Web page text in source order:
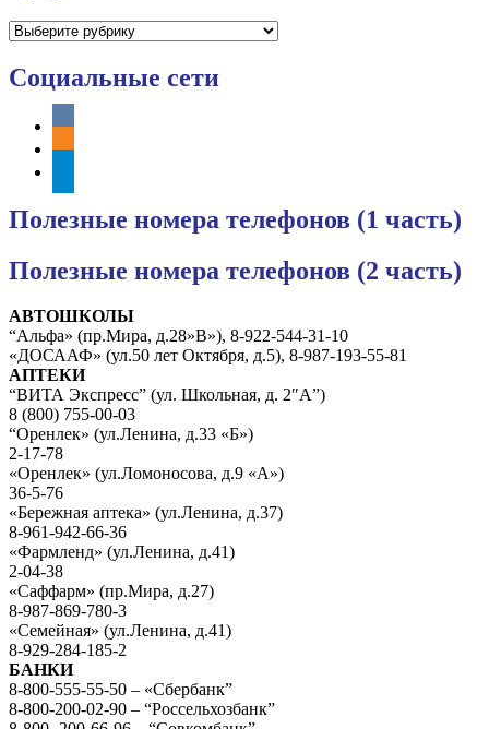
Рубрики
Социальные сети
vkontakte
odnoklassniki
Полезные номера телефонов (1 часть)
Полезные номера телефонов (2 часть)
АВТОШКОЛЫ
“Альфа» (пр.Мира, д.28»В»), 8-922-544-31-10
«ДОСААФ» (ул.50 лет Октября, д.5), 8-987-193-55-81
АПТЕКИ
“ВИТА Экспресс” (ул. Школьная, д. 2″А”)
8 (800) 755-00-03
“Оренлек» (ул.Ленина, д.33 «Б»)
2-17-78
«Оренлек» (ул.Ломоносова, д.9 «А»)
36-5-76
«Бережная аптека» (ул.Ленина, д.37)
8-961-942-66-36
«Фармленд» (ул.Ленина, д.41)
2-04-38
«Саффарм» (пр.Мира, д.27)
8-987-869-780-3
«Семейная» (ул.Ленина, д.41)
8-929-284-185-2
БАНКИ
8-800-555-55-50 – «Сбербанк”
8-800-200-02-90 – “Россельхозбанк”